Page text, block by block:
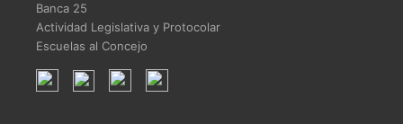
Banca 25
Actividad Legislativa y Protocolar
Escuelas al Concejo